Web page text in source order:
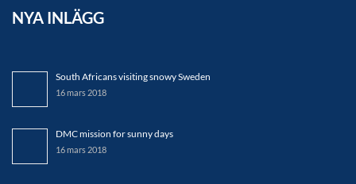
NYA INLÄGG
South Africans visiting snowy Sweden
16 mars 2018
DMC mission for sunny days
16 mars 2018